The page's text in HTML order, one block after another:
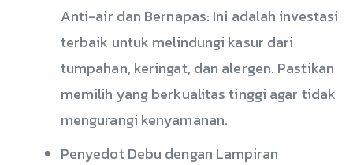
Anti-air dan Bernapas: Ini adalah investasi
terbaik untuk melindungi kasur dari
tumpahan, keringat, dan alergen. Pastikan
memilih yang berkualitas tinggi agar tidak
mengurangi kenyamanan.
Penyedot Debu dengan Lampiran